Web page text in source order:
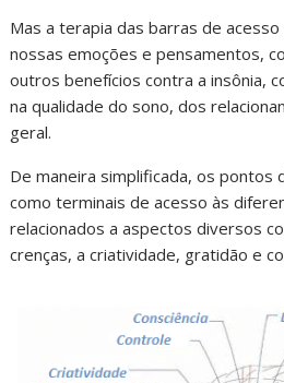
Mas a terapia das barras de
nossas emoções e pensamentos,
outros benefícios contra a insônia,
na qualidade do sono, dos
geral.
De maneira simplificada, os pontos
como terminais de acesso às
relacionados a aspectos diversos
crenças, a criatividade, gratidão e